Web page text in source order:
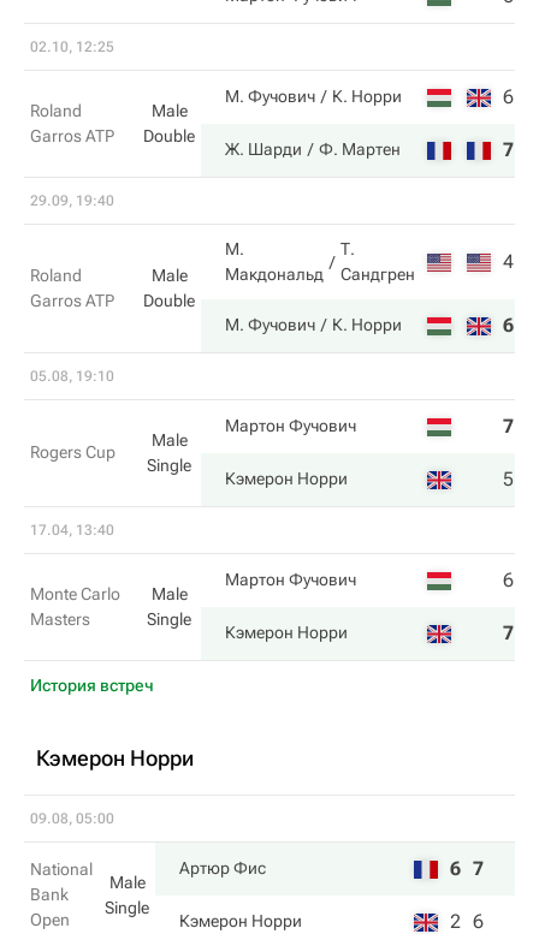
02.10, 12:25
Roland
Garros ATP
Male
Double
М. Фучович К. Норри 6
Ж. Шарди Ф. Мартен 7
29.09, 19:40
Roland
Garros ATP
Male
Double
М.
Макдональд
Т.
Сандгрен
4
М. Фучович К. Норри 6
05.08, 19:10
Rogers Cup
Male
Single
Мартон Фучович 7
Кэмерон Норри 5
17.04, 13:40
Monte Carlo
Masters
Male
Single
Мартон Фучович 6
Кэмерон Норри 7
История встреч
Кэмерон Норри
09.08, 05:00
National
Bank
Open
Male
Single
Артюр Фис 6 7
Кэмерон Норри 2 6